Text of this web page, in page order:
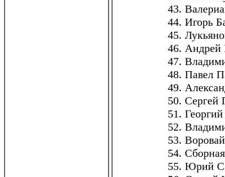
43.
44. Игорь
45.
46. Андрей
47.
48. Павел
49.
50. Сергей
51.
52.
53.
54.
55. Юрий